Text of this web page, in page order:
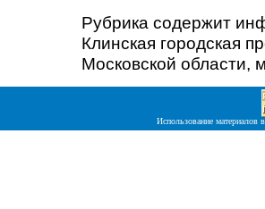
Рубрика содержит
Клинская городская
Московской области,
Использование материалов